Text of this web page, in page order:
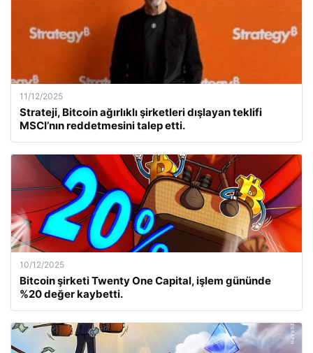
11/12/2025
Strateji, Bitcoin ağırlıklı şirketleri dışlayan teklifi
MSCI’nın reddetmesini talep etti.
10/12/2025
Bitcoin şirketi Twenty One Capital, işlem gününde
%20 değer kaybetti.